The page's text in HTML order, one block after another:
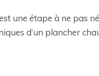
une étape à ne pas
d’un plancher